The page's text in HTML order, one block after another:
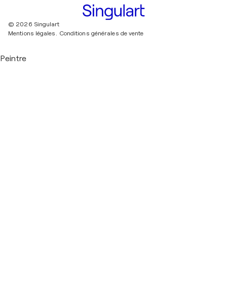
© 2026 Singulart
Mentions légales. Conditions générales de vente
Peintre